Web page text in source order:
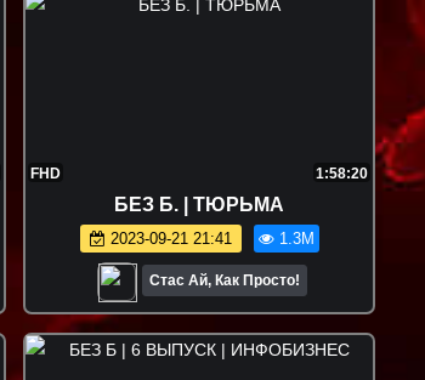
FHD 1:58:20
БЕЗ Б. | ТЮРЬМА
2023-09-21 21:41 1.3M
Стас Ай, Как Просто!